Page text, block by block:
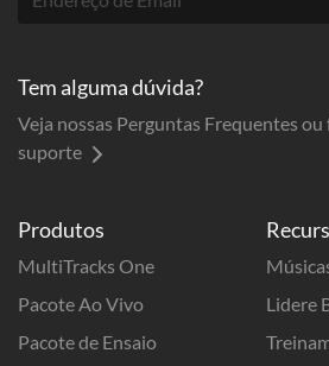
Produtos
MultiTracks One
Pacote Ao Vivo
Pacote de Ensaio
Lidere
Tem alguma dúvida?
Veja nossas Perguntas Frequentes
suporte